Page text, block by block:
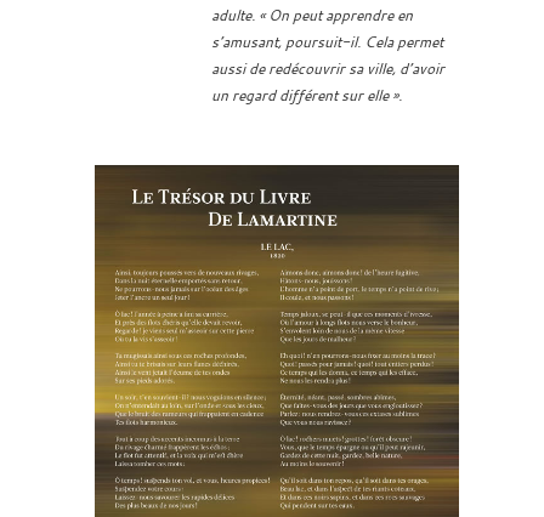
adulte. « On peut apprendre en
s’amusant, poursuit-il. Cela permet
aussi de redécouvrir sa ville, d’avoir
un regard différent sur elle ».